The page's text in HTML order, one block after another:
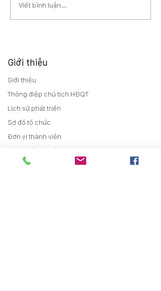
Viết bình luận...
Giới thiệu
Giới thiệu
Thông điệp chủ tịch HĐQT
Lịch sử phát triển
Sơ đồ tổ chức
Đơn vị thành viên
Chính sách chất lượng